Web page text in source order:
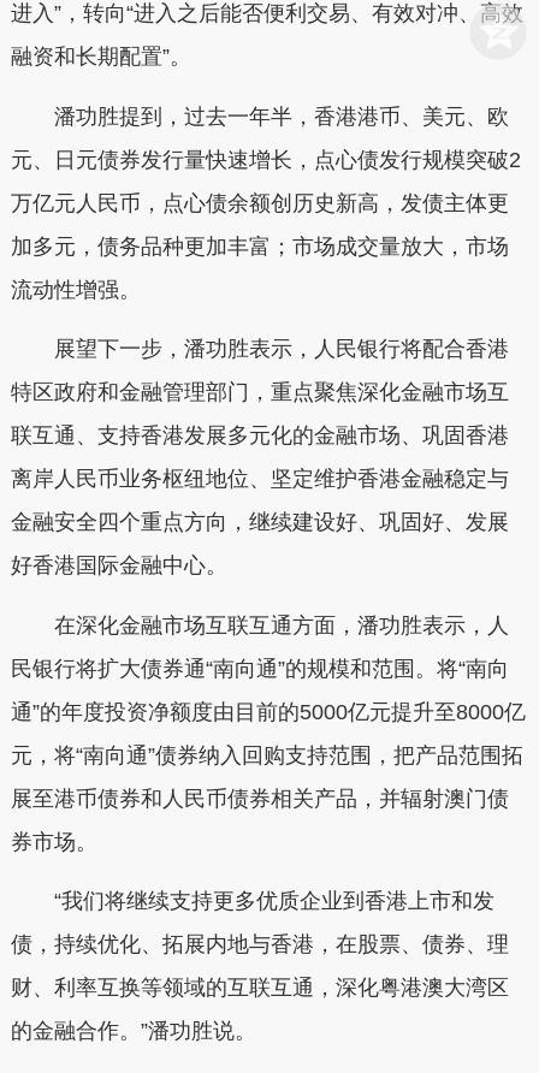
进入”，转向“进入之后能否便利交易、有效对冲、高效
融资和长期配置”。
潘功胜提到，过去一年半，香港港币、美元、欧
元、日元债券发行量快速增长，点心债发行规模突破2
万亿元人民币，点心债余额创历史新高，发债主体更
加多元，债务品种更加丰富；市场成交量放大，市场
流动性增强。
展望下一步，潘功胜表示，人民银行将配合香港
特区政府和金融管理部门，重点聚焦深化金融市场互
联互通、支持香港发展多元化的金融市场、巩固香港
离岸人民币业务枢纽地位、坚定维护香港金融稳定与
金融安全四个重点方向，继续建设好、巩固好、发展
好香港国际金融中心。
在深化金融市场互联互通方面，潘功胜表示，人
民银行将扩大债券通“南向通”的规模和范围。将“南向
通”的年度投资净额度由目前的5000亿元提升至8000亿
元，将“南向通”债券纳入回购支持范围，把产品范围拓
展至港币债券和人民币债券相关产品，并辐射澳门债
券市场。
“我们将继续支持更多优质企业到香港上市和发
债，持续优化、拓展内地与香港，在股票、债券、理
财、利率互换等领域的互联互通，深化粤港澳大湾区
的金融合作。”潘功胜说。